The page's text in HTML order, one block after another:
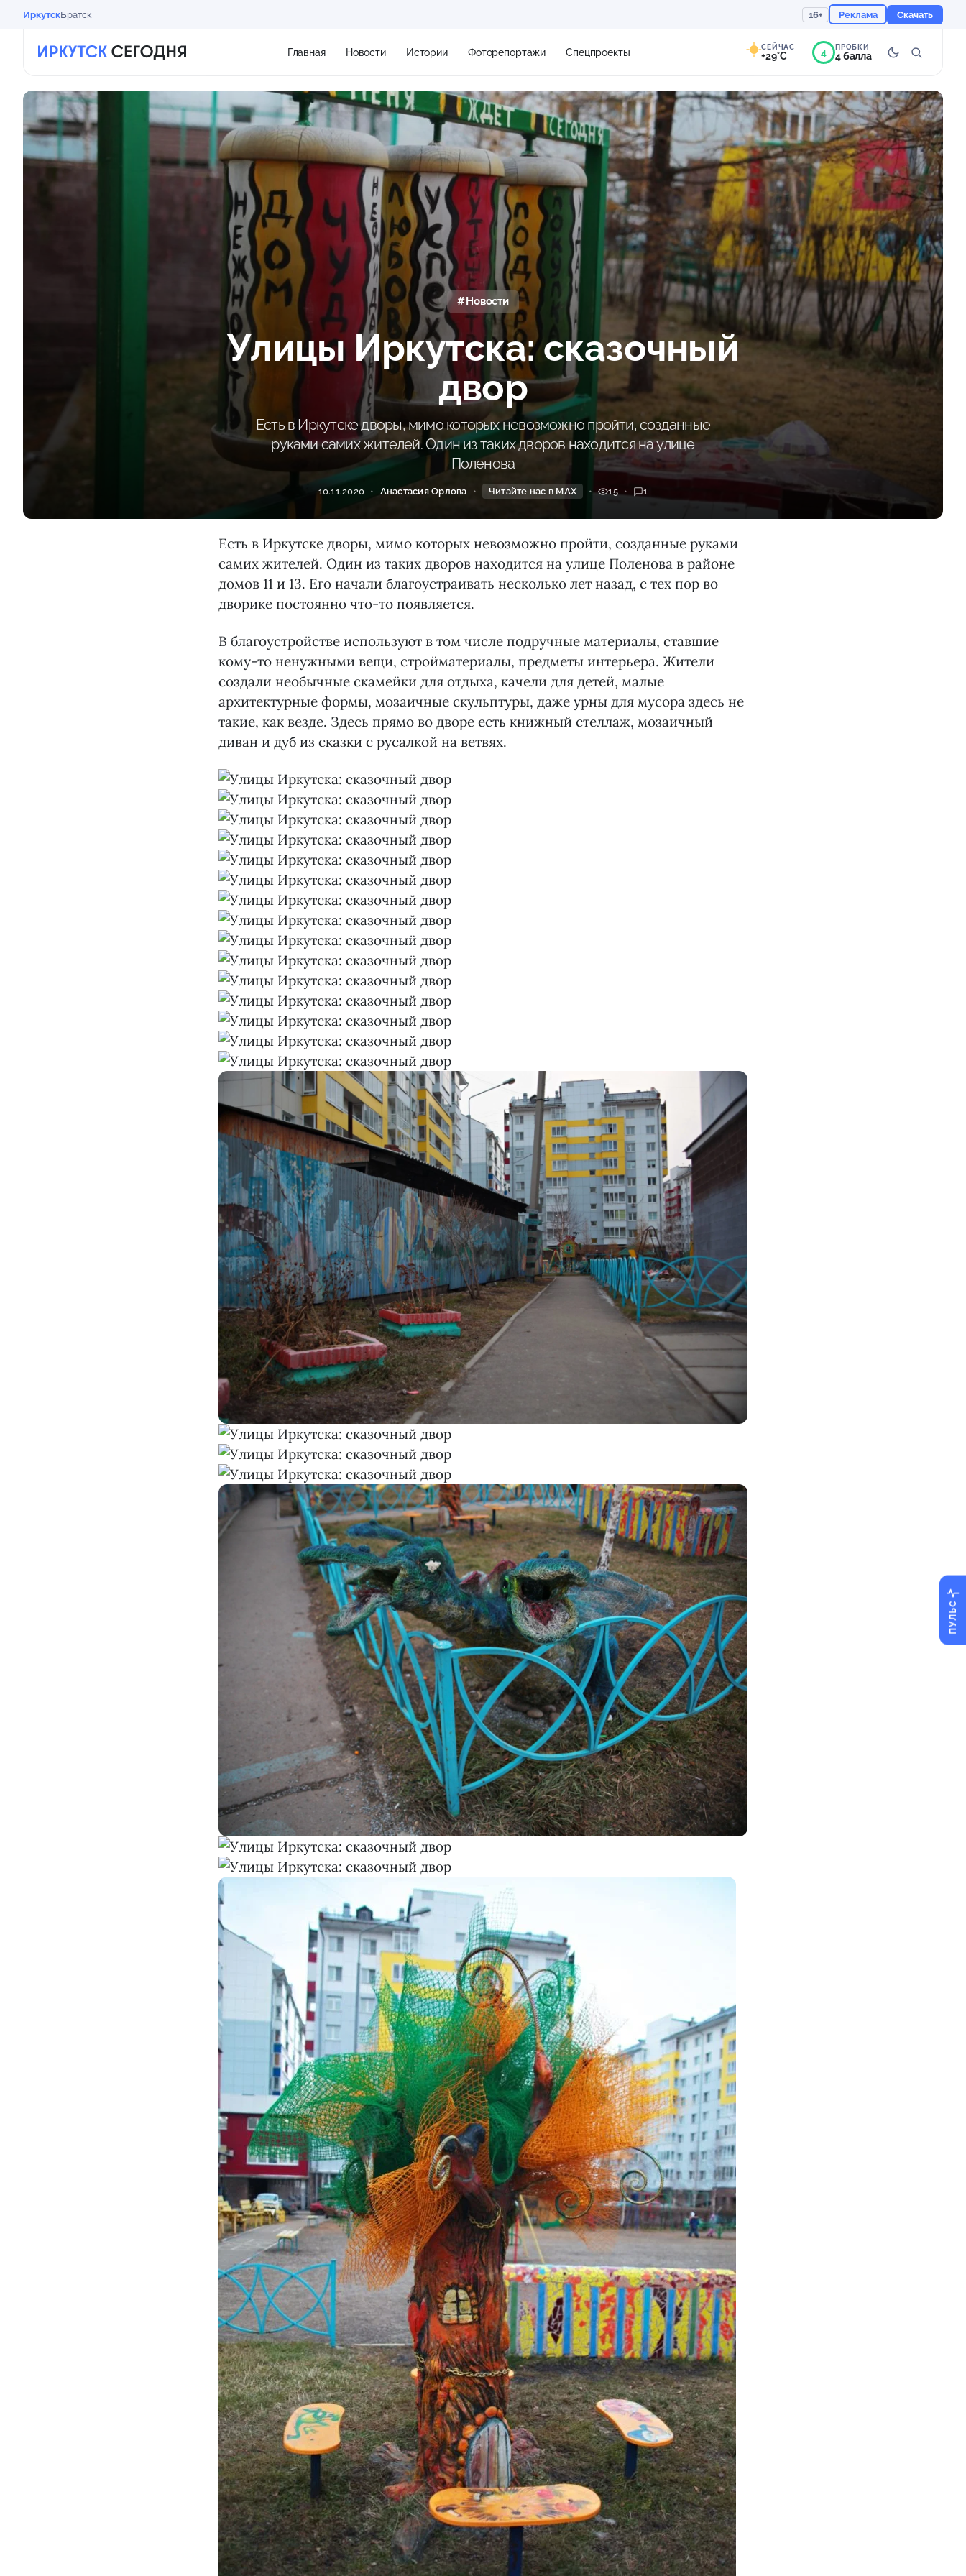
ИркутскБратск 16+ Реклама Скачать
Главная Новости Истории Фоторепортажи Спецпроекты СЕЙЧАС
+29°C
+29°
Преимущественно
ясно
Ощущается как +29
15 м/с 755 мм 54%
4 ПРОБКИ
4 балла
Новости
Улицы Иркутска: сказочный
двор
Есть в Иркутске дворы, мимо которых невозможно пройти, созданные
руками самих жителей. Один из таких дворов находится на улице
Поленова
10.11.2020 Анастасия Орлова Читайте нас в MAX 15 1
Есть в Иркутске дворы, мимо которых невозможно пройти, созданные руками
самих жителей. Один из таких дворов находится на улице Поленова в районе
домов 11 и 13. Его начали благоустраивать несколько лет назад, с тех пор во
дворике постоянно что-то появляется.
В благоустройстве используют в том числе подручные материалы, ставшие
кому-то ненужными вещи, стройматериалы, предметы интерьера. Жители
создали необычные скамейки для отдыха, качели для детей, малые
архитектурные формы, мозаичные скульптуры, даже урны для мусора здесь не
такие, как везде. Здесь прямо во дворе есть книжный стеллаж, мозаичный
диван и дуб из сказки с русалкой на ветвях.
ПУЛЬС